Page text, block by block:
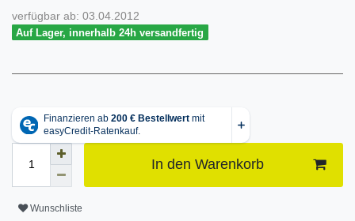
verfügbar ab: 03.04.2012
Auf Lager, innerhalb 24h versandfertig
In den Warenkorb
Wunschliste